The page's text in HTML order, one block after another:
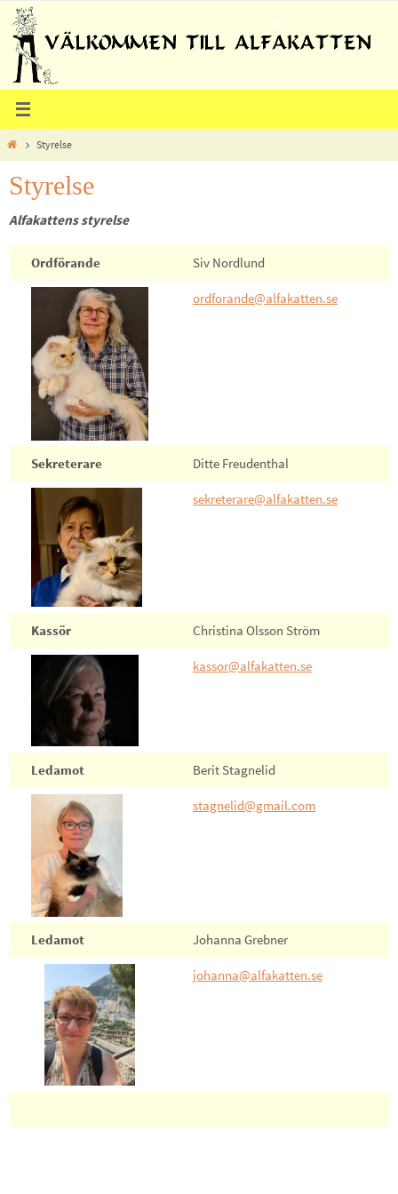
Hoppa
till
innehållet
HomeStyrelse
Styrelse
Alfakattens styrelse
Ordförande Siv Nordlund
ordforande@alfakatten.se
Sekreterare Ditte Freudenthal
sekreterare@alfakatten.se
Kassör Christina Olsson Ström
kassor@alfakatten.se
Ledamot Berit Stagnelid
stagnelid@gmail.com
Ledamot Johanna Grebner
johanna@alfakatten.se